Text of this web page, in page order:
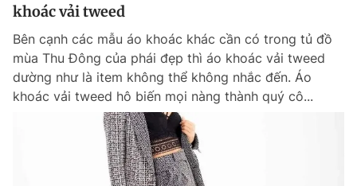
khoác vải tweed
Bên cạnh các mẫu áo khoác khác cần có trong tủ đồ
mùa Thu Đông của phái đẹp thì áo khoác vải tweed
dường như là item không thể không nhắc đến. Áo
khoác vải tweed hô biến mọi nàng thành quý cô...